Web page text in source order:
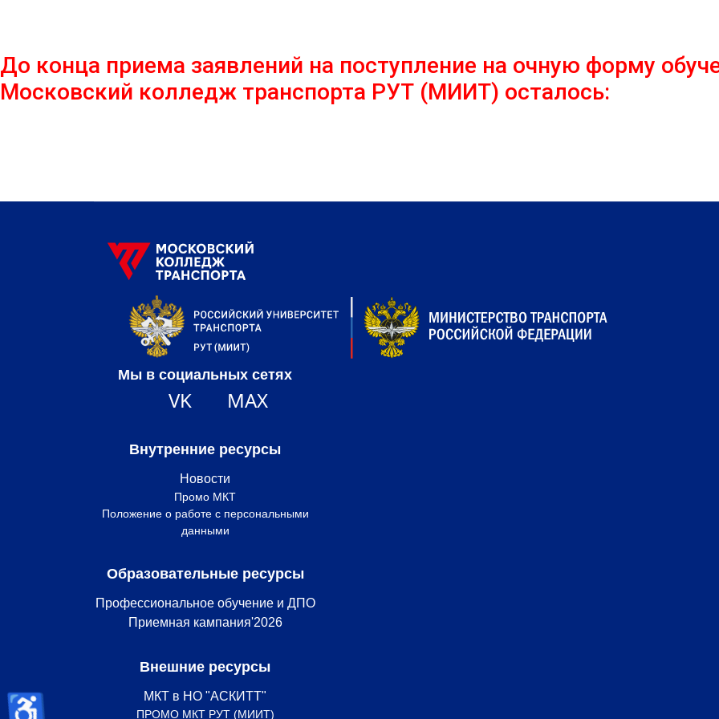
До конца приема заявлений на поступление на очную форму
Московский колледж транспорта РУТ (МИИТ) осталось:
Мы в социальных сетях
VK MAX
Внутренние ресурсы
Новости
Промо МКТ
Положение о работе с персональными
данными
Образовательные ресурсы
Профессиональное обучение и ДПО
Приемная кампания'2026
Внешние ресурсы
МКТ в НО "АСКИТТ"
ПРОМО МКТ РУТ (МИИТ)